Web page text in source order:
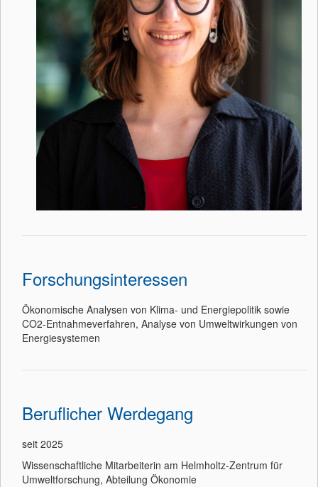
Forschungsinteressen
Ökonomische Analysen von Klima- und Energiepolitik sowie
CO2-Entnahmeverfahren, Analyse von Umweltwirkungen von
Energiesystemen
Beruflicher Werdegang
seit 2025
Wissenschaftliche Mitarbeiterin am Helmholtz-Zentrum für
Umweltforschung, Abteilung Ökonomie